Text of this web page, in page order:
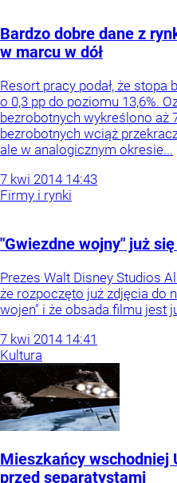
Bardzo dobre dane z
w marcu w dół
Resort pracy podał, że stopa
o 0,3 pp do poziomu 13,6%.
bezrobotnych wykreślono aż
bezrobotnych wciąż
ale w analogicznym okresie...
7 kwi 2014 14:43
Firmy i rynki
"Gwiezdne wojny" już
Prezes Walt Disney Studios
że rozpoczęto już zdjęcia do
wojen" i że obsada filmu jest
7 kwi 2014 14:41
Kultura
Mieszkańcy wschodniej
przed separatystami